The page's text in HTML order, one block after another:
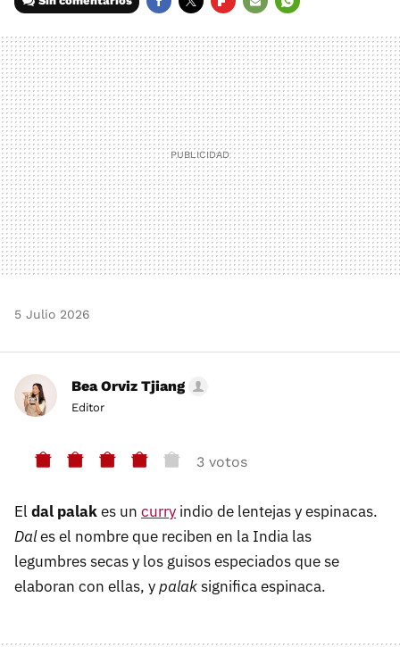
MAIL
5 Julio 2026
Bea Orviz Tjiang
Editor
3 votos
El dal palakes un curry indio de lentejas y espinacas.
Dales el nombre que reciben en la India las
legumbres secas y los guisos especiados que se
elaboran con ellas, ypalaksignifica espinaca.